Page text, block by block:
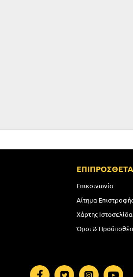
ΕΠΙΠΡΟΣΘΕΤΑ
Επικοινωνία
Αίτημα
Χάρτης
Όροι &